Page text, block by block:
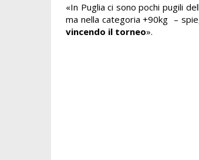
«In Puglia ci sono pochi pugili
ma nella categoria +90kg –
vincendo il torneo».